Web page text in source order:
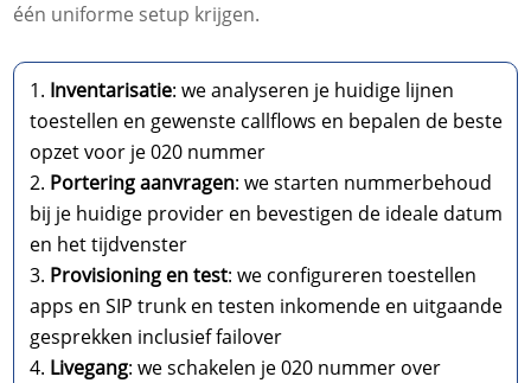
één uniforme setup krijgen.​
Inventarisatie: we analyseren je huidige lijnen
toestellen en gewenste callflows en bepalen de beste
opzet voor je 020 nummer
Portering aanvragen: we starten nummerbehoud
bij je huidige provider en bevestigen de ideale datum
en het tijdvenster
Provisioning en test: we configureren toestellen
apps en SIP trunk en testen inkomende en uitgaande
gesprekken inclusief failover
Livegang: we schakelen je 020 nummer over